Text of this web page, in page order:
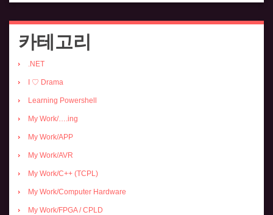
카테고리
.NET
I ♡ Drama
Learning Powershell
My Work/….ing
My Work/APP
My Work/AVR
My Work/C++ (TCPL)
My Work/Computer Hardware
My Work/FPGA / CPLD